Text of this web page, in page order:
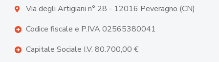
Via degli Artigiani n° 28 - 12016 Peveragno (CN)
Codice fiscale e P.IVA 02565380041
Capitale Sociale I.V. 80.700,00 €